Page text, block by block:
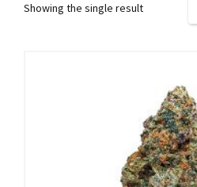
Showing the single result